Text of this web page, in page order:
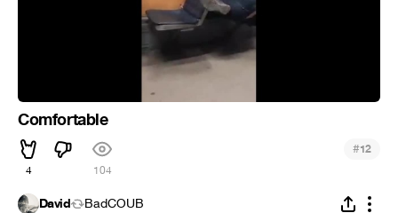
Comfortable
4 104
#12
David BadCOUB